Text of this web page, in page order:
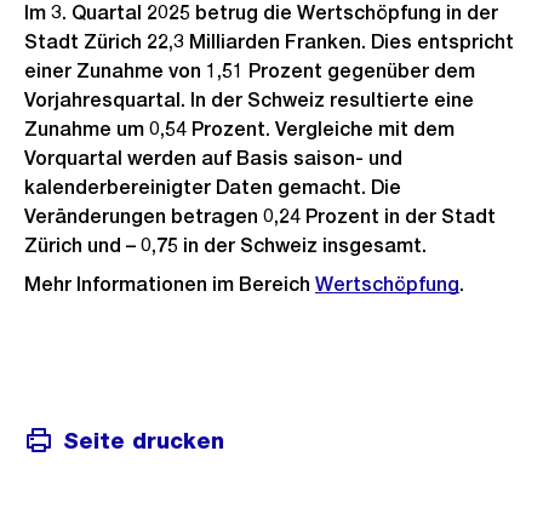
Im 3. Quartal 2025 betrug die Wertschöpfung in der
Stadt Zürich 22,3 Milliarden Franken. Dies entspricht
einer Zunahme von 1,51 Prozent gegenüber dem
Vorjahresquartal. In der Schweiz resultierte eine
Zunahme um 0,54 Prozent. Vergleiche mit dem
Vorquartal werden auf Basis saison- und
kalenderbereinigter Daten gemacht. Die
Veränderungen betragen 0,24 Prozent in der Stadt
Zürich und – 0,75 in der Schweiz insgesamt.
Mehr Informationen im Bereich Wertschöpfung.
Seite drucken